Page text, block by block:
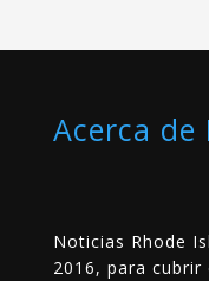
Acerca de
Noticias Rhode
2016, para